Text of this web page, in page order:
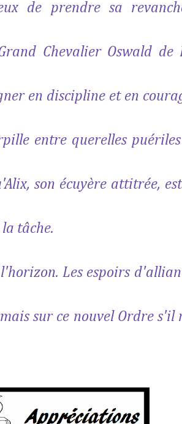
de prendre sa
Chevalier Oswald de
en discipline et en
entre querelles
son écuyère attitrée,
tâche.
Les espoirs
sur ce nouvel Ordre s'il